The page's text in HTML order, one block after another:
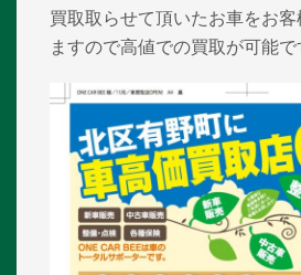
買取取らせて頂いたお車をお客
ますので高値での買取が可能で